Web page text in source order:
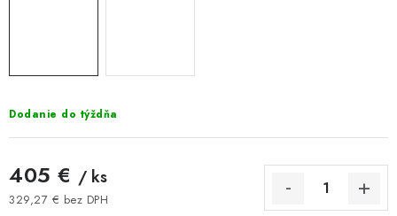
Kúpeľňa a sanita
Spojovací materiál
Dodanie do týždňa
405 € / ks
329,27 € bez DPH